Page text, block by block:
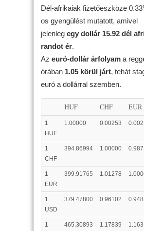
Dél-afrikaiak fizetőeszköze
os gyengülést mutatott, amivel
jelenleg egy dollár 15.92 dél
randot ér.
Az euró-dollár árfolyam a
órában 1.05 körül járt, tehát
euró a dollárral szemben.
HUF CHF EUR
1
HUF
1.00000 0.00253
1
CHF
394.86994 1.00000
1
EUR
399.91765 1.01278
1
USD
379.47800 0.96102
1
465.30893 1.17839